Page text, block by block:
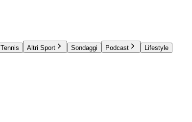
Tennis Altri Sport Sondaggi Podcast
Lifestyle